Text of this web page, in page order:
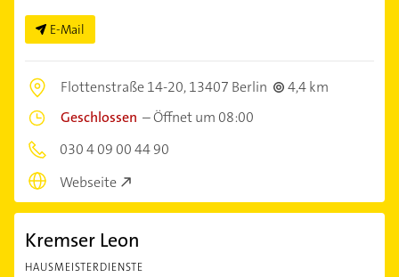
E-Mail
Flottenstraße 14-20,13407 Berlin
4,4 km
Geschlossen –Öffnet um 08:00
030 4 09 00 44 90
Webseite
Kremser Leon
HAUSMEISTERDIENSTE